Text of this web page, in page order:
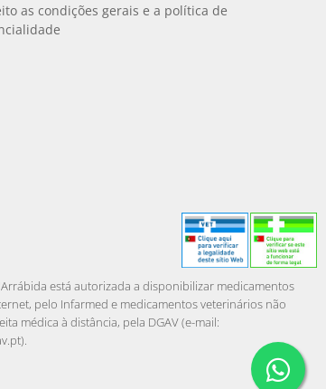
as condições gerais e a política de
está autorizada a disponibilizar medicamentos
pelo Infarmed e medicamentos veterinários não
médica à distância, pela DGAV (e-mail:
).